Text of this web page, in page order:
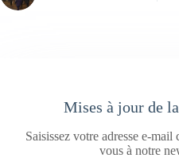
Mises à jour de
Saisissez votre adresse e-mail
vous à notre